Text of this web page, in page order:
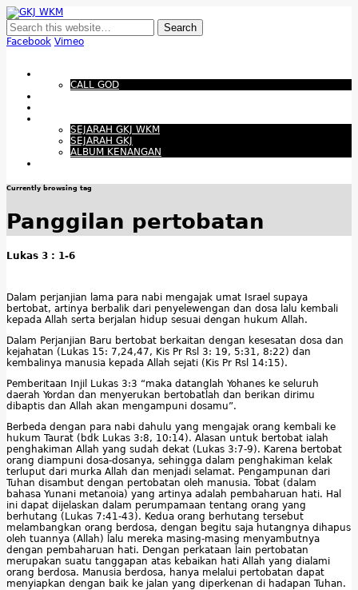
Membangun Gereja Kokoh melalui Pelayanan Holistik, Teknologi, dan
Budaya Apresiatif
Facebook Vimeo
CALL GOD
SEJARAH GKJ WKM
SEJARAH GKJ
ALBUM KENANGAN
Currently browsing tag
Panggilan pertobatan
Lukas 3 : 1-6
Dalam perjanjian lama para nabi mengajak umat Israel supaya
bertobat, artinya berbalik dari penyelewengan dan dosa lalu kembali
kepada Allah serta berjalan hidup sesuai dengan hukum Allah.
Dalam Perjanjian Baru bertobat berkaitan dengan kesesatan dosa dan
kejahatan (Lukas 15: 7,24,47, Kis Pr Rsl 3: 19, 5:31, 8:22) dan
kembalinya manusia kepada Allah sejati (Kis Pr Rsl 14:15).
Pemberitaan Injil Lukas 3:3 “maka datanglah Yohanes ke seluruh
daerah Yordan dan menyerukan bertobatlah dan berikan dirimu
dibaptis dan Allah akan mengampuni dosamu”.
Berbeda dengan para nabi dahulu yang mengajak orang kembali ke
hukum Taurat (bdk Lukas 3:8, 10:14). Alasan untuk bertobat ialah
penghakiman Allah yang sudah dekat (Lukas 3:7-9). Karena bertobat
orang diampuni dosa-dosanya, sehingga dalam penghakiman kelak
terluput dari murka Allah dan menjadi selamat. Pengampunan dari
Tuhan disambut dengan pertobatan oleh manusia. Tobat (dalam
bahasa Yunani metanoia) yang artinya adalah pembaharuan hati. Hal
ini dapat dijelaskan dalam perumpamaan tentang orang yang
berhutang (Lukas 7:41-43). Kedua orang berhutang tersebut
melambangkan orang berdosa, dengan begitu saja hutangnya dihapus
oleh tuannya (Allah) lalu mereka masing-masing menyambutnya
dengan pembaharuan hati. Dengan perkataan lain pertobatan
merupakan suatu tanggapan atas kebaikan hati Allah yang dialami
orang berdosa. Manusia berdosa, hanya melalui pertobatan dapat
menyiapkan dengan baik ke jalan yang diperkenan di hadapan Tuhan.